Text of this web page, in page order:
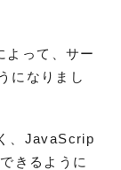
よって、サー
になりまし
、JavaScrip
きるように